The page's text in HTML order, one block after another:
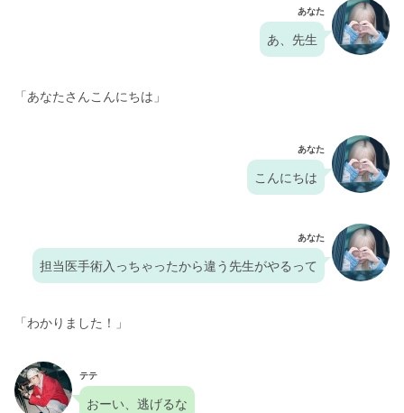
あなた
あ、先生
「あなたさんこんにちは」
あなた
こんにちは
あなた
担当医手術入っちゃったから違う先生がやるって
「わかりました！」
テテ
おーい、逃げるな